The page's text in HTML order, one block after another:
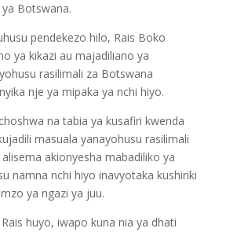
Botswana.
pendekezo hilo, Rais Boko
ya kikazi au majadiliano ya
rasilimali za Botswana
nje ya mipaka ya nchi hiyo.
na tabia ya kusafiri kwenda
masuala yanayohusu rasilimali
alisema akionyesha mabadiliko ya
namna nchi hiyo inavyotaka kushiriki
ya ngazi ya juu.
huyo, iwapo kuna nia ya dhati